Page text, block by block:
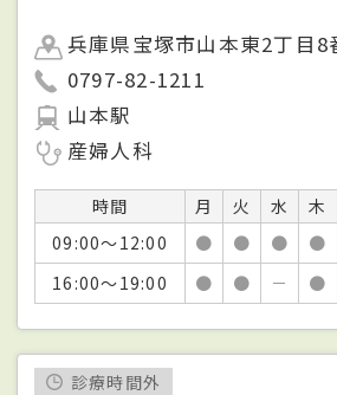
兵庫県宝塚市山本東2丁目8
0797-82-1211
山本駅
産婦人科
時間 月 火 水 木
09:00～12:00
● ● ● ●
16:00～19:00
● ● － ●
診療時間外